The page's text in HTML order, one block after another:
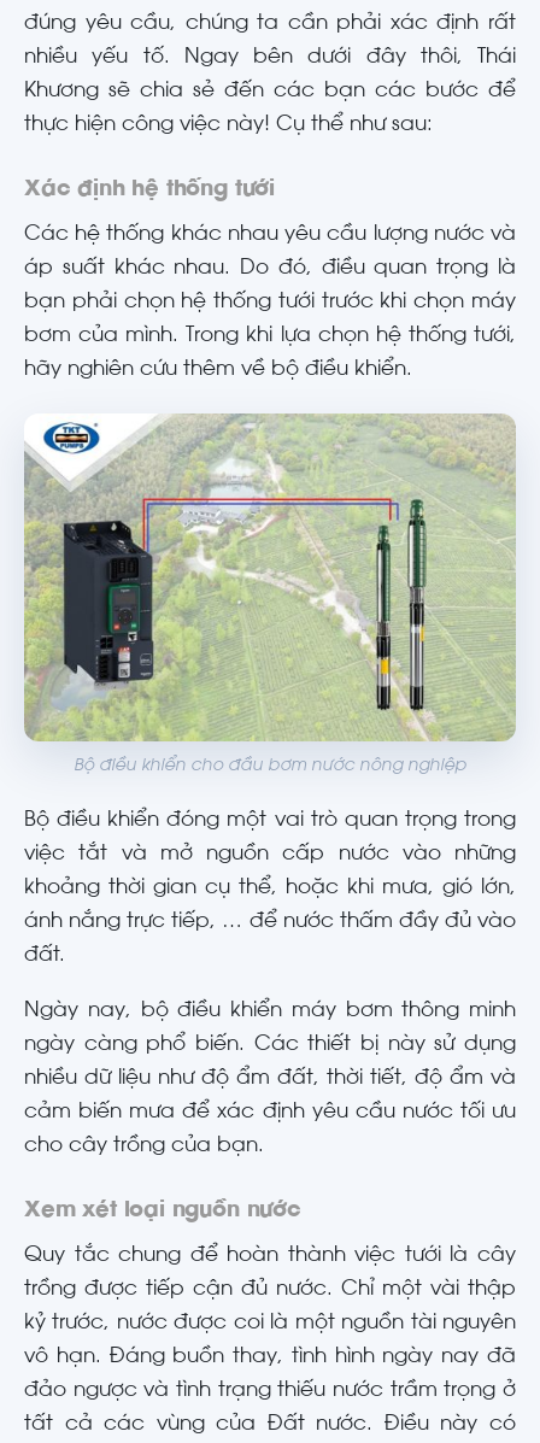
đúng yêu cầu, chúng ta cần phải xác định rất
nhiều yếu tố. Ngay bên dưới đây thôi, Thái
Khương sẽ chia sẻ đến các bạn các bước để
thực hiện công việc này! Cụ thể như sau:
Xác định hệ thống tưới
Các hệ thống khác nhau yêu cầu lượng nước và
áp suất khác nhau. Do đó, điều quan trọng là
bạn phải chọn hệ thống tưới trước khi chọn máy
bơm của mình. Trong khi lựa chọn hệ thống tưới,
hãy nghiên cứu thêm về bộ điều khiển.
Bộ điều khiển cho đầu bơm nước nông nghiệp
Bộ điều khiển đóng một vai trò quan trọng trong
việc tắt và mở nguồn cấp nước vào những
khoảng thời gian cụ thể, hoặc khi mưa, gió lớn,
ánh nắng trực tiếp, … để nước thấm đầy đủ vào
đất.
Ngày nay, bộ điều khiển máy bơm thông minh
ngày càng phổ biến. Các thiết bị này sử dụng
nhiều dữ liệu như độ ẩm đất, thời tiết, độ ẩm và
cảm biến mưa để xác định yêu cầu nước tối ưu
cho cây trồng của bạn.
Xem xét loại nguồn nước
Quy tắc chung để hoàn thành việc tưới là cây
trồng được tiếp cận đủ nước. Chỉ một vài thập
kỷ trước, nước được coi là một nguồn tài nguyên
vô hạn. Đáng buồn thay, tình hình ngày nay đã
đảo ngược và tình trạng thiếu nước trầm trọng ở
tất cả các vùng của Đất nước. Điều này có